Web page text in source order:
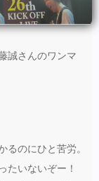
誠さんのワンマ
るのにひと苦労。
たいないぞー！